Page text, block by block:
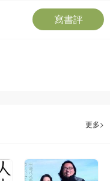
寫書評
更多>